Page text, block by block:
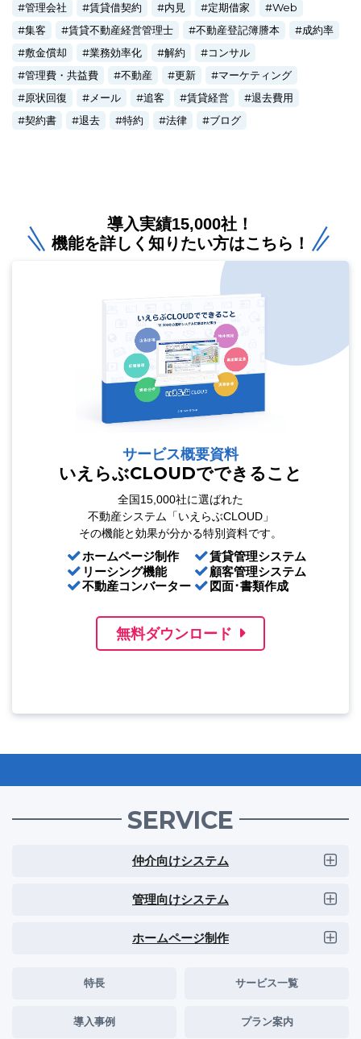
管理会社
賃貸借契約 内見 定期借家
Web
集客
賃貸不動産経営管理士 不動産登記簿謄本
成約率
敷金償却
業務効率化 解約
コンサル
管理費・共益費
不動産 更新
マーケティング
原状回復
メール 追客 賃貸経営
退去費用
契約書
退去 特約 法律 ブログ
導入実績15,000社！
機能を詳しく知りたい方はこちら！
サービス概要資料
いえらぶCLOUDでできること
全国15,000社に選ばれた
不動産システム「いえらぶCLOUD」
その機能と効果が分かる特別資料です。
ホームページ制作
リーシング機能
不動産コンバーター
賃貸管理システム
顧客管理システム
図面･書類作成
無料ダウンロード
SERVICE
仲介向けシステム
管理向けシステム
ホームページ制作
特長 サービス一覧
導入事例 プラン案内